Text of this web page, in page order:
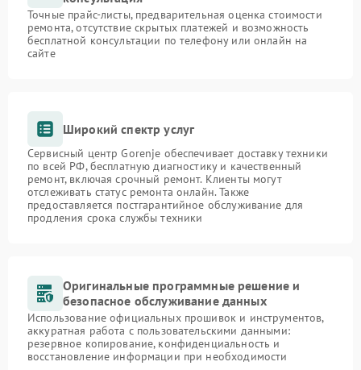
Точные прайс-листы, предварительная оценка стоимости
ремонта, отсутствие скрытых платежей и возможность
бесплатной консультации по телефону или онлайн на
сайте
Широкий спектр услуг
Сервисный центр Gorenje обеспечивает доставку техники
по всей РФ, бесплатную диагностику и качественный
ремонт, включая срочный ремонт. Клиенты могут
отслеживать статус ремонта онлайн. Также
предоставляется постгарантийное обслуживание для
продления срока службы техники
Оригинальные программные решение и
безопасное обслуживание данных
Использование официальных прошивок и инструментов,
аккуратная работа с пользовательскими данными:
резервное копирование, конфиденциальность и
восстановление информации при необходимости